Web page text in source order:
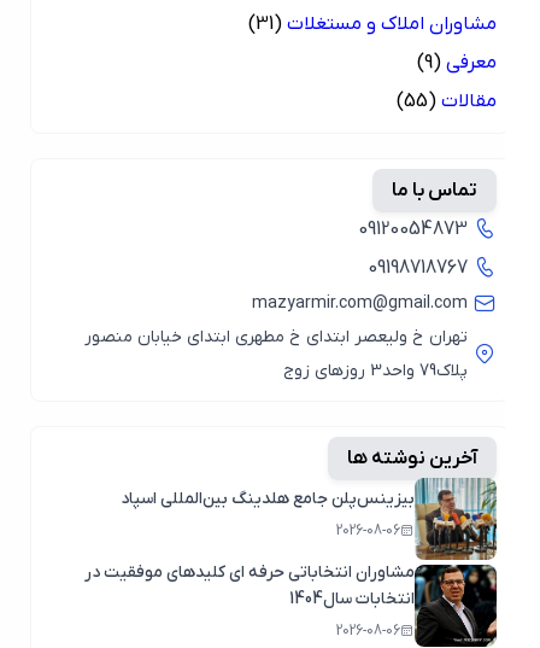
مشاوران املاک و مستغلات (31)
معرفی (9)
مقالات (55)
تماس با ما
09120054873
09198718767
mazyarmir.com@gmail.com
تهران خ ولیعصر ابتدای خ مطهری ابتدای خیابان منصور
آخرین نوشته ها
بیزینس‌پلن جامع هلدینگ بین‌المللی اسپاد
2026-08-06
مشاوران انتخاباتی حرفه ای کلیدهای موفقیت در
انتخابات سال1404
2026-08-06